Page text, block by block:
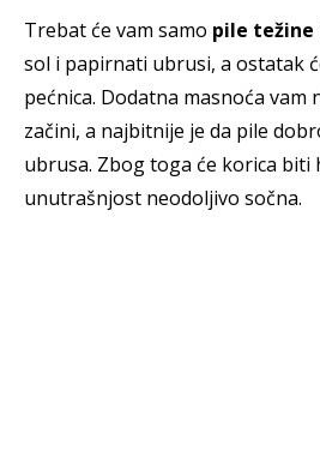
Trebat će vam samo pile težine
sol i papirnati ubrusi, a ostatak
pećnica. Dodatna masnoća
začini, a najbitnije je da pile
ubrusa. Zbog toga će korica biti
unutrašnjost neodoljivo sočna.